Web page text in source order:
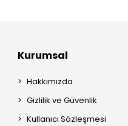
Kurumsal
Hakkımızda
Gizlilik ve Güvenlik
Kullanıcı Sözleşmesi